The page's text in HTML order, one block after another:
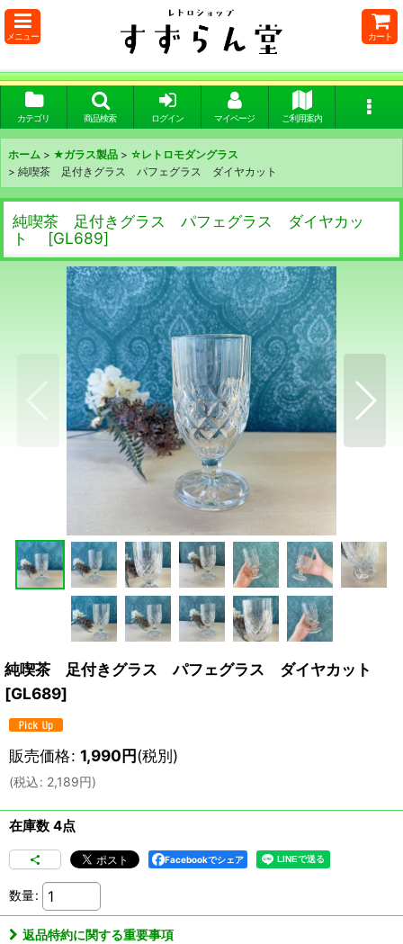
メニュー カート
カテゴリ 商品検索 ログイン マイページ ご利用案内
ホーム > ★ガラス製品 > ☆レトロモダングラス
> 純喫茶 足付きグラス パフェグラス ダイヤカット
純喫茶 足付きグラス パフェグラス ダイヤカッ
ト
[GL689]
純喫茶 足付きグラス パフェグラス ダイヤカット
[GL689]
販売価格: 1,990円(税別)
(税込: 2,189円)
在庫数 4点
Facebookでシェア
数量:
返品特約に関する重要事項